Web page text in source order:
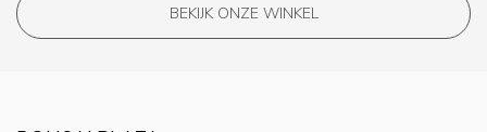
BEKIJK ONZE WINKEL